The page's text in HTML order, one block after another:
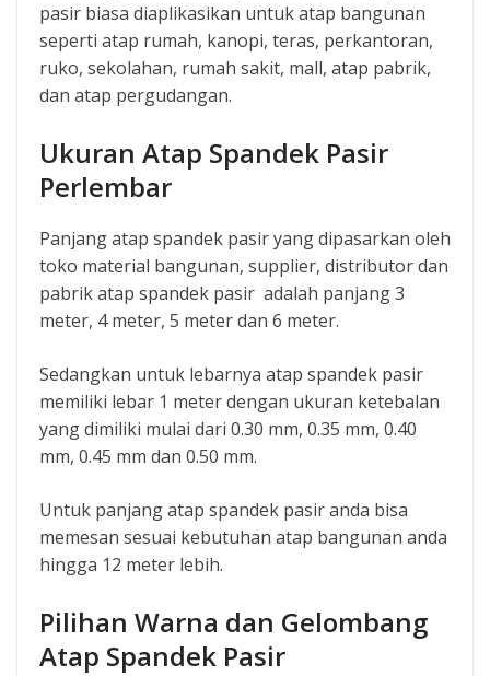
pasir biasa diaplikasikan untuk atap bangunan
seperti atap rumah, kanopi, teras, perkantoran,
ruko, sekolahan, rumah sakit, mall, atap pabrik,
dan atap pergudangan.
Ukuran Atap Spandek Pasir
Perlembar
Panjang atap spandek pasir yang dipasarkan oleh
toko material bangunan, supplier, distributor dan
pabrik atap spandek pasir adalah panjang 3
meter, 4 meter, 5 meter dan 6 meter.
Sedangkan untuk lebarnya atap spandek pasir
memiliki lebar 1 meter dengan ukuran ketebalan
yang dimiliki mulai dari 0.30 mm, 0.35 mm, 0.40
mm, 0.45 mm dan 0.50 mm.
Untuk panjang atap spandek pasir anda bisa
memesan sesuai kebutuhan atap bangunan anda
hingga 12 meter lebih.
Pilihan Warna dan Gelombang
Atap Spandek Pasir